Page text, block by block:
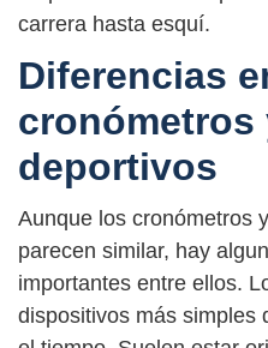
carrera hasta esquí.
Diferencias
cronómetros
deportivos
Aunque los cronómetros
parecen similar, hay
importantes entre ellos.
dispositivos más simples